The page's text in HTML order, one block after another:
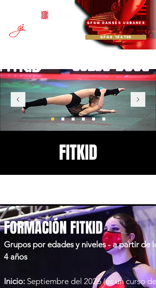
GFGM DANSES URBANES
GFGS TEATRE
FITKID
FORMACIÓN FITKID
Grupos por edades y niveles - a partir de
4 años
Inicio: Septiembre del 2026 (es un curso de